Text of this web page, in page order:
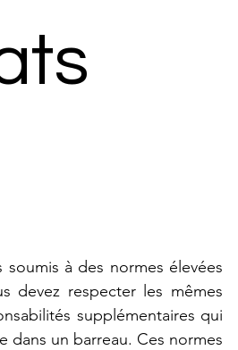
à des normes élevées
devez respecter les mêmes
supplémentaires qui
un barreau. Ces normes